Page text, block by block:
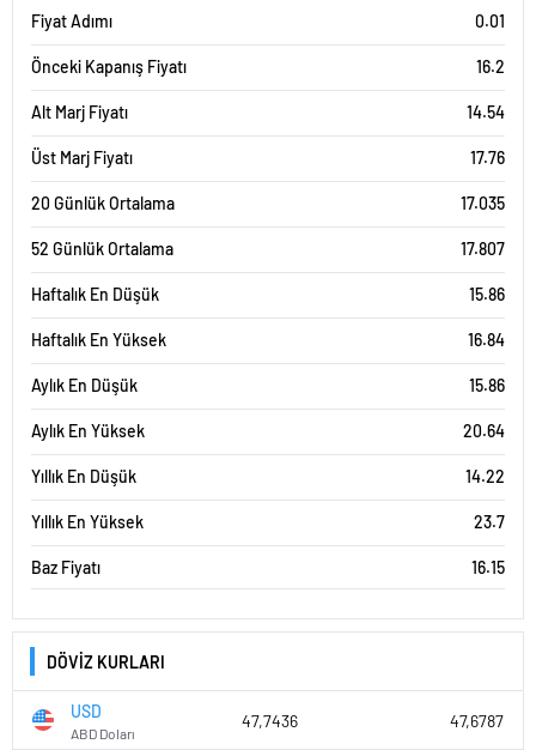
Fiyat Adımı 0.01
Önceki Kapanış Fiyatı 16.2
Alt Marj Fiyatı 14.54
Üst Marj Fiyatı 17.76
20 Günlük Ortalama 17.035
52 Günlük Ortalama 17.807
Haftalık En Düşük 15.86
Haftalık En Yüksek 16.84
Aylık En Düşük 15.86
Aylık En Yüksek 20.64
Yıllık En Düşük 14.22
Yıllık En Yüksek 23.7
Baz Fiyatı 16.15
DÖVİZ KURLARI
USD
ABD Doları
47,7436 47,6787